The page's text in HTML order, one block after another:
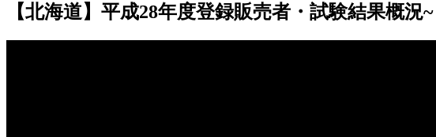
【北海道】平成28年度登録販売者・試験結果概